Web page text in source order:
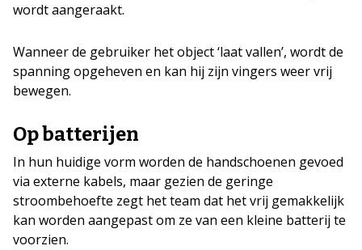
wordt aangeraakt.
Wanneer de gebruiker het object ‘laat vallen’, wordt de
spanning opgeheven en kan hij zijn vingers weer vrij
bewegen.
Op batterijen
In hun huidige vorm worden de handschoenen gevoed
via externe kabels, maar gezien de geringe
stroombehoefte zegt het team dat het vrij gemakkelijk
kan worden aangepast om ze van een kleine batterij te
voorzien.